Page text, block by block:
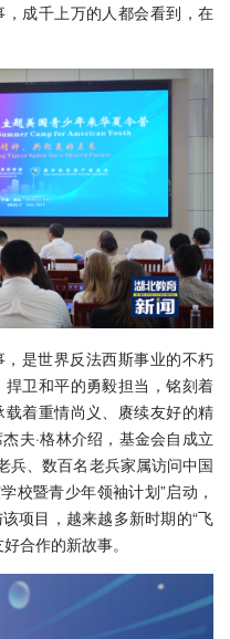
成千上万的人都会看到，在
是世界反法西斯事业的不朽
卫和平的勇毅担当，铭刻着
着重情尚义、赓续友好的精
夫·格林介绍，基金会自成立
兵、数百名老兵家属访问中国
校暨青少年领袖计划”启动，
项目，越来越多新时期的“飞
合作的新故事。